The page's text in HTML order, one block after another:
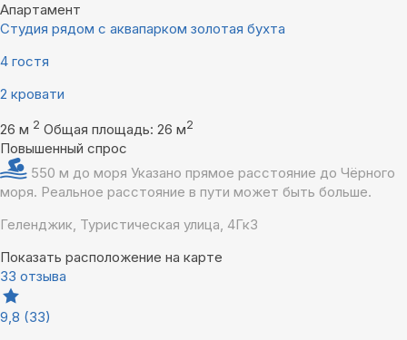
Апартамент
Студия рядом с аквапарком золотая бухта
4 гостя
2 кровати
26 м 2 Общая площадь: 26 м2
Повышенный спрос
550 м до моря Указано прямое расстояние до Чёрного
моря. Реальное расстояние в пути может быть больше.
Геленджик, Туристическая улица, 4Гк3
Показать расположение на карте
33 отзыва
9,8 (33)